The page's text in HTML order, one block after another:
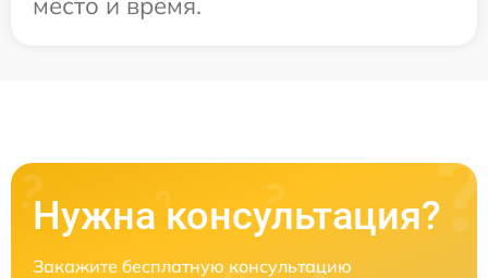
Нужна консультация?
Закажите бесплатную консультацию